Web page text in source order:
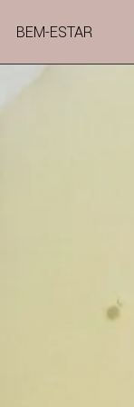
BEM-ESTAR